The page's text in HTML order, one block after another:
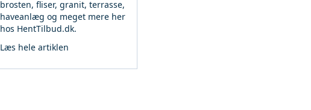
brosten, fliser, granit, terrasse,
haveanlæg og meget mere her
hos HentTilbud.dk.
Læs hele artiklen